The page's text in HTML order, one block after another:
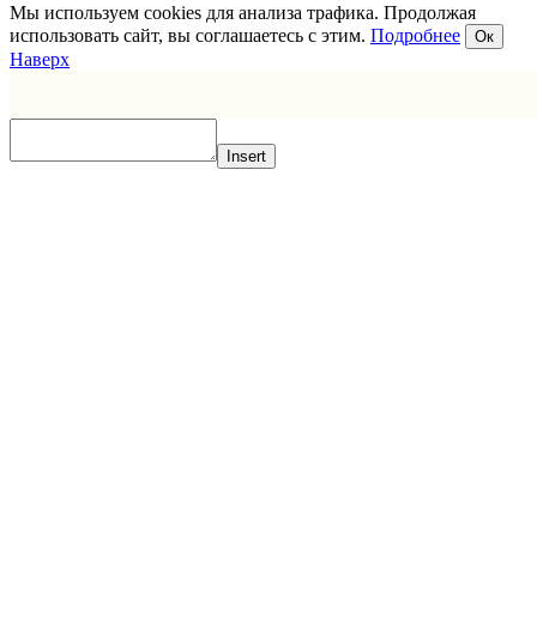
Мы используем cookies для анализа трафика. Продолжая
использовать сайт, вы соглашаетесь с этим. Подробнее Ок
Наверх
Insert